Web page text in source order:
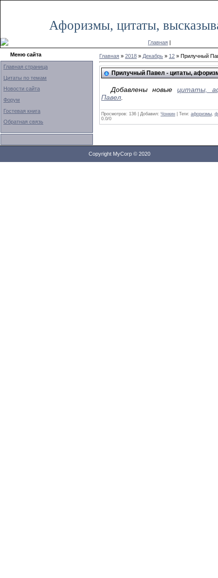
Афоризмы, цитаты,
Главная |
Меню сайта
Главная страница
Цитаты по темам
Новости сайта
Форум
Гостевая книга
Обратная связь
Главная » 2018 » Декабрь » 12 » Прилучный
Прилучный Павел - цитаты,
Добавлены новые цитаты,
Павел.
Просмотров: 136 | Добавил: Чонкин | Теги: афоризмы
0.0/0
Copyright MyCorp © 2020